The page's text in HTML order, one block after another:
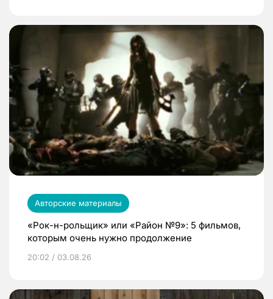
Авторские материалы
«Рок-н-рольщик» или «Район №9»: 5 фильмов,
которым очень нужно продолжение
20:02 / 03.08.26